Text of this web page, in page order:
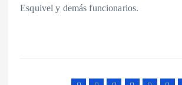
Esquivel y demás funcionarios.